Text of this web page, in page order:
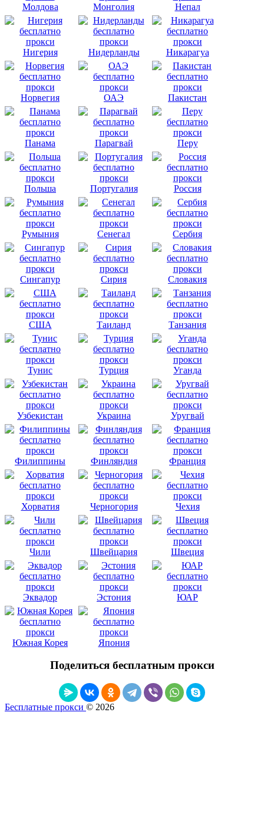
Молдова Монголия Непал
Нигерия Нидерланды Никарагуа
Норвегия ОАЭ Пакистан
Панама Парагвай Перу
Польша Португалия Россия
Румыния Сенегал Сербия
Сингапур Сирия Словакия
США Таиланд Танзания
Тунис Турция Уганда
Узбекистан Украина Уругвай
Филиппины Финляндия Франция
Хорватия Черногория Чехия
Чили Швейцария Швеция
Эквадор Эстония ЮАР
Южная Корея Япония
Поделиться бесплатным прокси
Бесплатные прокси © 2026